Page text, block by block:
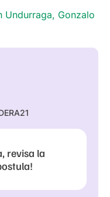
Undurraga, Gonzalo
revisa la